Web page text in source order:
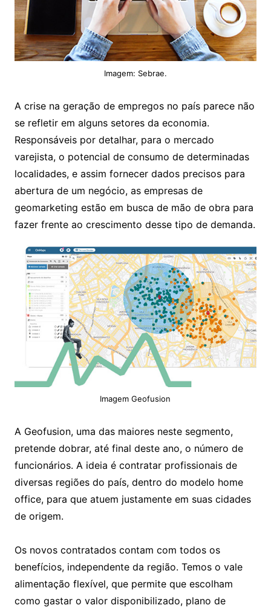
Imagem: Sebrae.
A crise na geração de empregos no país parece não
se refletir em alguns setores da economia.
Responsáveis por detalhar, para o mercado
varejista, o potencial de consumo de determinadas
localidades, e assim fornecer dados precisos para
abertura de um negócio, as empresas de
geomarketing estão em busca de mão de obra para
fazer frente ao crescimento desse tipo de demanda.
Imagem Geofusion
A Geofusion, uma das maiores neste segmento,
pretende dobrar, até final deste ano, o número de
funcionários. A ideia é contratar profissionais de
diversas regiões do país, dentro do modelo home
office, para que atuem justamente em suas cidades
de origem.
Os novos contratados contam com todos os
benefícios, independente da região. Temos o vale
alimentação flexível, que permite que escolham
como gastar o valor disponibilizado, plano de